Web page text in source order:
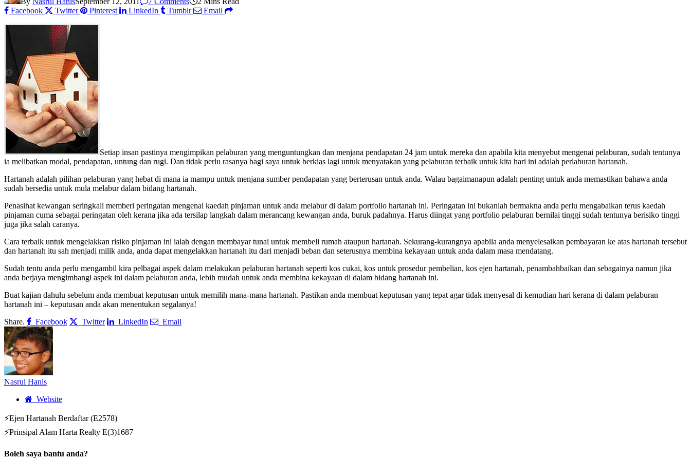
Facebook
Twitter Pinterest LinkedIn Tumblr Email
Setiap insan pastinya mengimpikan pelaburan yang menguntungkan dan menjana pendapatan 24 jam untuk mereka dan apabila kita menyebut mengenai pelaburan, sudah tentunya
ia melibatkan modal, pendapatan, untung dan rugi. Dan tidak perlu rasanya bagi saya untuk berkias lagi untuk menyatakan yang pelaburan terbaik untuk kita hari ini adalah perlaburan hartanah.
Hartanah adalah pilihan pelaburan yang hebat di mana ia mampu untuk menjana sumber pendapatan yang berterusan untuk anda. Walau bagaimanapun adalah penting untuk anda memastikan bahawa anda
sudah bersedia untuk mula melabur dalam bidang hartanah.
Penasihat kewangan seringkali memberi peringatan mengenai kaedah pinjaman untuk anda melabur di dalam portfolio hartanah ini. Peringatan ini bukanlah bermakna anda perlu mengabaikan terus kaedah
pinjaman cuma sebagai peringatan oleh kerana jika ada tersilap langkah dalam merancang kewangan anda, buruk padahnya. Harus diingat yang portfolio pelaburan bernilai tinggi sudah tentunya berisiko tinggi
juga jika salah caranya.
Cara terbaik untuk mengelakkan risiko pinjaman ini ialah dengan membayar tunai untuk membeli rumah ataupun hartanah. Sekurang-kurangnya apabila anda menyelesaikan pembayaran ke atas hartanah tersebut
dan hartanah itu sah menjadi milik anda, anda dapat mengelakkan hartanah itu dari menjadi beban dan seterusnya membina kekayaan untuk anda dalam masa mendatang.
Sudah tentu anda perlu mengambil kira pelbagai aspek dalam melakukan pelaburan hartanah seperti kos cukai, kos untuk prosedur pembelian, kos ejen hartanah, penambahbaikan dan sebagainya namun jika
anda berjaya mengimbangi aspek ini dalam pelaburan anda, lebih mudah untuk anda membina kekayaan di dalam bidang hartanah ini.
Buat kajian dahulu sebelum anda membuat keputusan untuk memilih mana-mana hartanah. Pastikan anda membuat keputusan yang tepat agar tidak menyesal di kemudian hari kerana di dalam pelaburan
hartanah ini – keputusan anda akan menentukan segalanya!
Share.
Facebook Twitter LinkedIn Email
Nasrul Hanis
Website
⚡Ejen Hartanah Berdaftar (E2578)
⚡Prinsipal Alam Harta Realty E(3)1687
Boleh saya bantu anda?